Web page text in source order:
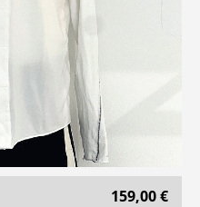
159,00 €